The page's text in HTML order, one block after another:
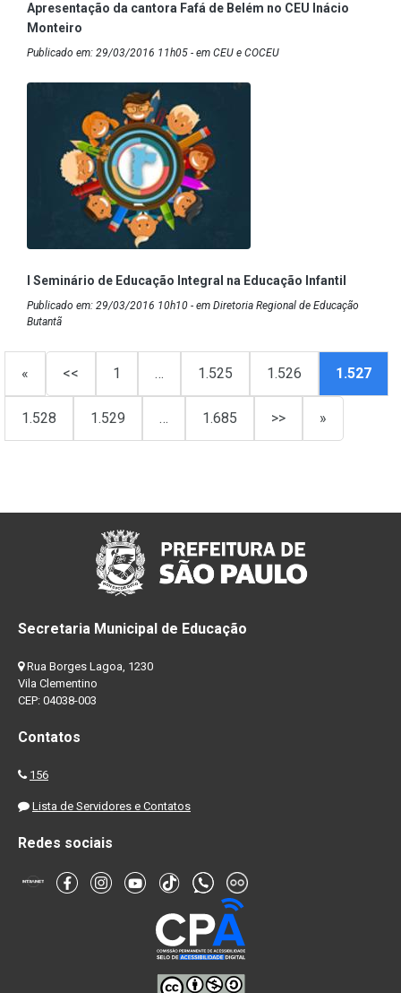
Apresentação da cantora Fafá de Belém no CEU Inácio
Monteiro
Publicado em: 29/03/2016 11h05 - em CEU e COCEU
I Seminário de Educação Integral na Educação Infantil
Publicado em: 29/03/2016 10h10 - em Diretoria Regional de Educação
Butantã
« << 1 … 1.525 1.526 1.527
1.528 1.529 … 1.685 >> »
Secretaria Municipal de Educação
Rua Borges Lagoa, 1230
Vila Clementino
CEP: 04038-003
Contatos
156
Lista de Servidores e Contatos
Redes sociais